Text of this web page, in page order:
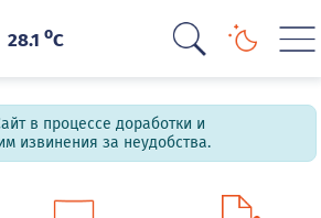
28.1oC
в процессе доработки и
извинения за неудобства.